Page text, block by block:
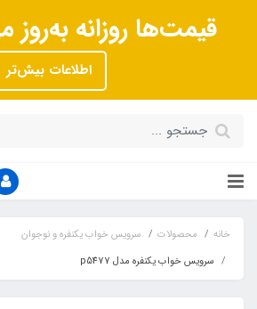
قیمت‌ها روزانه
اطلاعات بیش‌تر
خانه محصولات
سرویس خواب یکنفره و نوجوان
سرویس خواب یکنفره مدل p5477